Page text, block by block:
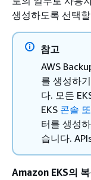
생성하도록 선택
참고
AWS
를 생성하
다. 모든
EKS 콘솔
터를 생성
습니다.
Amazon EKS의